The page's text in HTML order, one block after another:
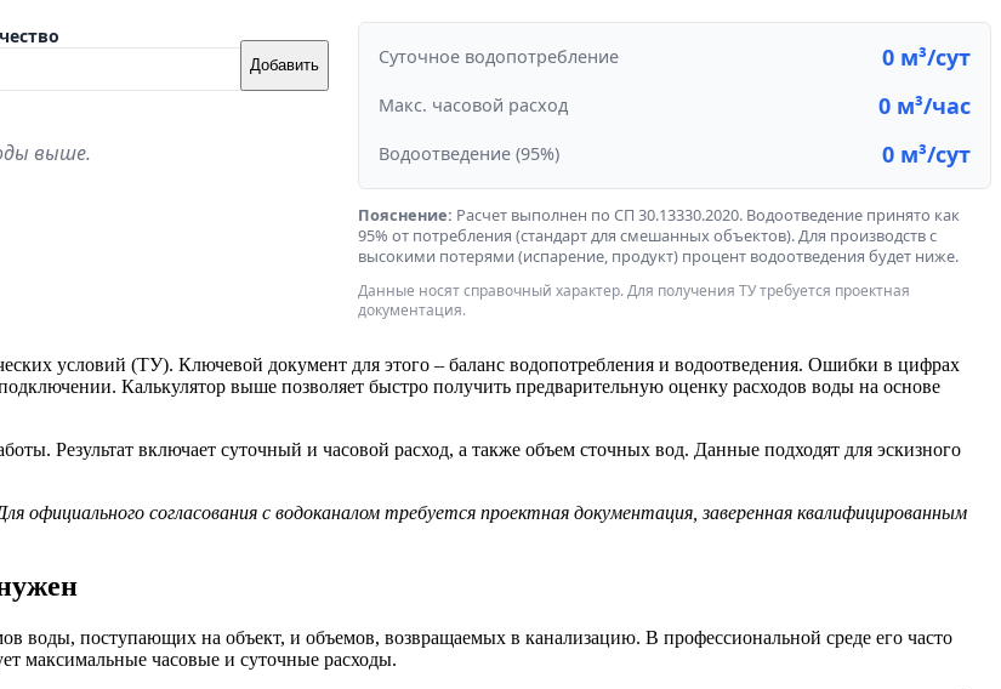
Добавить
выше.
Суточное водопотребление 0 м³/сут
Макс. часовой расход 0 м³/час
Водоотведение (95%) 0 м³/сут
Пояснение: Расчет выполнен по СП 30.13330.2020. Водоотведение принято как
95% от потребления (стандарт для смешанных объектов). Для производств с
высокими потерями (испарение, продукт) процент водоотведения будет ниже.
Данные носят справочный характер. Для получения ТУ требуется проектная
документация.
условий (ТУ). Ключевой документ для этого – баланс водопотребления и водоотведения. Ошибки в цифрах
Калькулятор выше позволяет быстро получить предварительную оценку расходов воды на основе
Результат включает суточный и часовой расход, а также объем сточных вод. Данные подходят для эскизного
согласования с водоканалом требуется проектная документация, заверенная квалифицированным
воды, поступающих на объект, и объемов, возвращаемых в канализацию. В профессиональной среде его часто
максимальные часовые и суточные расходы.